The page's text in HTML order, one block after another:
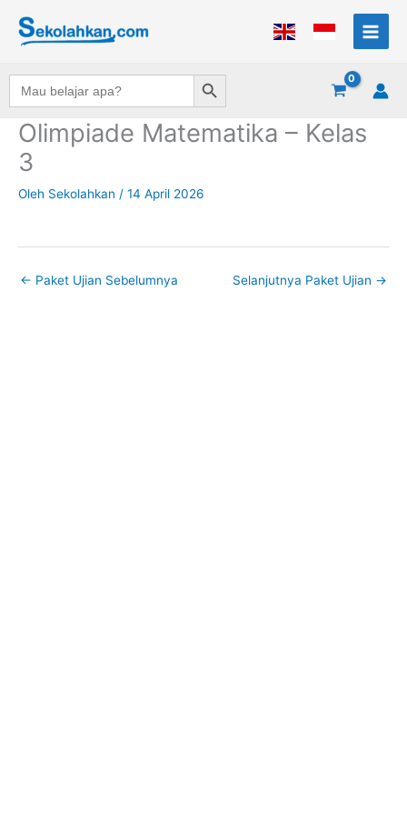
Search
for:
Search Button
Olimpiade Matematika – Kelas
3
Oleh Sekolahkan / 14 April 2026
← Paket Ujian Sebelumnya Selanjutnya Paket Ujian →